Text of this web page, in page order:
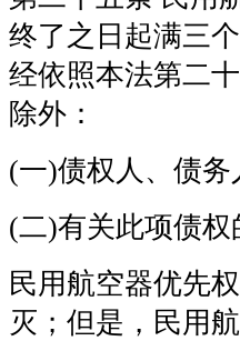
终了之日起满三
经依照本法第二
除外：
(一)债权人、债
(二)有关此项债权
民用航空器优先
灭；但是，民用